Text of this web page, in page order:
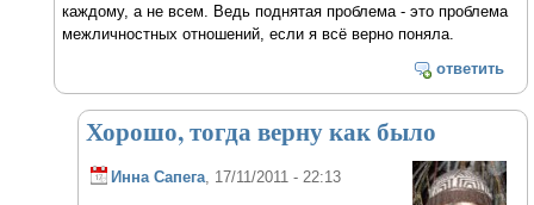
каждому, а не всем. Ведь поднятая проблема - это проблема
межличностных отношений, если я всё верно поняла.
ответить
Хорошо, тогда верну как было
Инна Сапега , 17/11/2011 - 22:13